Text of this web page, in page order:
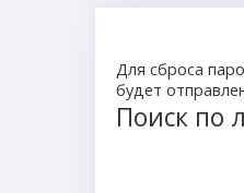
Для сброса
будет
Поиск по